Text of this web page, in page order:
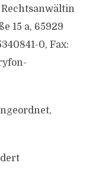
15 a, 65929
0, Fax: